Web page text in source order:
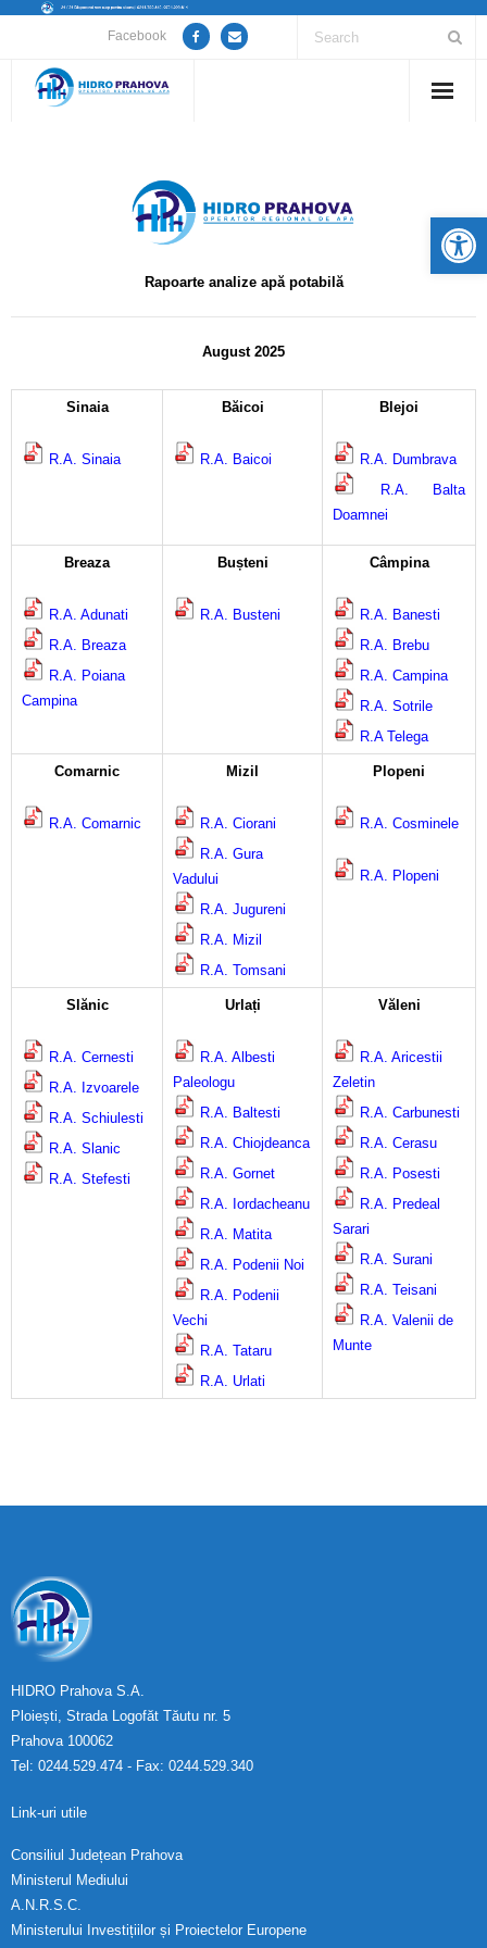
Facebook
Anunțuri lucrări / opriri apă
Guvernanță Corporativă
Informații de interes public
Comunicare
Rapoarte analize apă potabilă
August 2025
Sinaia
R.A. Sinaia
Băicoi
R.A. Baicoi
Blejoi
R.A. Dumbrava
R.A. Balta
Doamnei
Breaza
R.A. Adunati
R.A. Breaza
R.A. Poiana
Campina
Bușteni
R.A. Busteni
Câmpina
R.A. Banesti
R.A. Brebu
R.A. Campina
R.A. Sotrile
R.A Telega
Comarnic
R.A. Comarnic
Mizil
R.A. Ciorani
R.A. Gura
Vadului
R.A. Jugureni
R.A. Mizil
R.A. Tomsani
Plopeni
R.A. Cosminele
R.A. Plopeni
Slănic
R.A. Cernesti
R.A. Izvoarele
R.A. Schiulesti
R.A. Slanic
R.A. Stefesti
Urlați
R.A. Albesti
Paleologu
R.A. Baltesti
R.A. Chiojdeanca
R.A. Gornet
R.A. Iordacheanu
R.A. Matita
R.A. Podenii Noi
R.A. Podenii
Vechi
R.A. Tataru
R.A. Urlati
Văleni
R.A. Aricestii
Zeletin
R.A. Carbunesti
R.A. Cerasu
R.A. Posesti
R.A. Predeal
Sarari
R.A. Surani
R.A. Teisani
R.A. Valenii de
Munte
HIDRO Prahova S.A.
Ploiești, Strada Logofăt Tăutu nr. 5
Prahova 100062
Tel: 0244.529.474 - Fax: 0244.529.340
Link-uri utile
Consiliul Județean Prahova
Ministerul Mediului
A.N.R.S.C.
Ministerului Investițiilor și Proiectelor Europene